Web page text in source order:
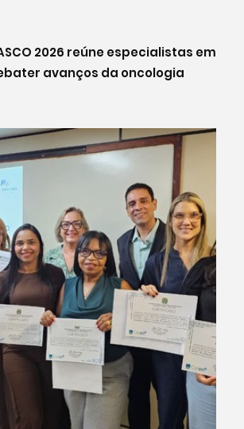
2026 reúne especialistas em
avanços da oncologia